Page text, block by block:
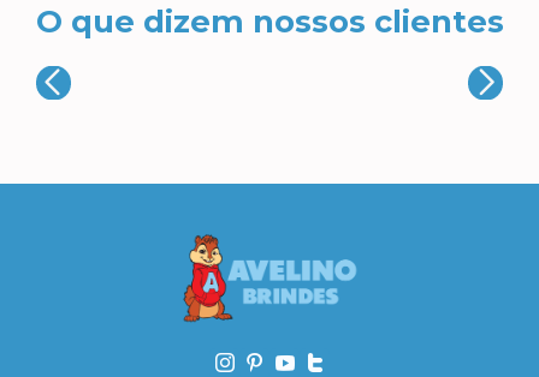
O que dizem nossos clientes